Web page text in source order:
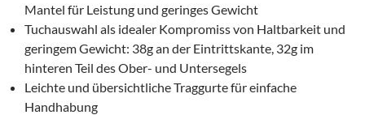
Mantel für Leistung und geringes Gewicht
Tuchauswahl als idealer Kompromiss von Haltbarkeit und
geringem Gewicht: 38g an der Eintrittskante, 32g im
hinteren Teil des Ober- und Untersegels
Leichte und übersichtliche Traggurte für einfache
Handhabung